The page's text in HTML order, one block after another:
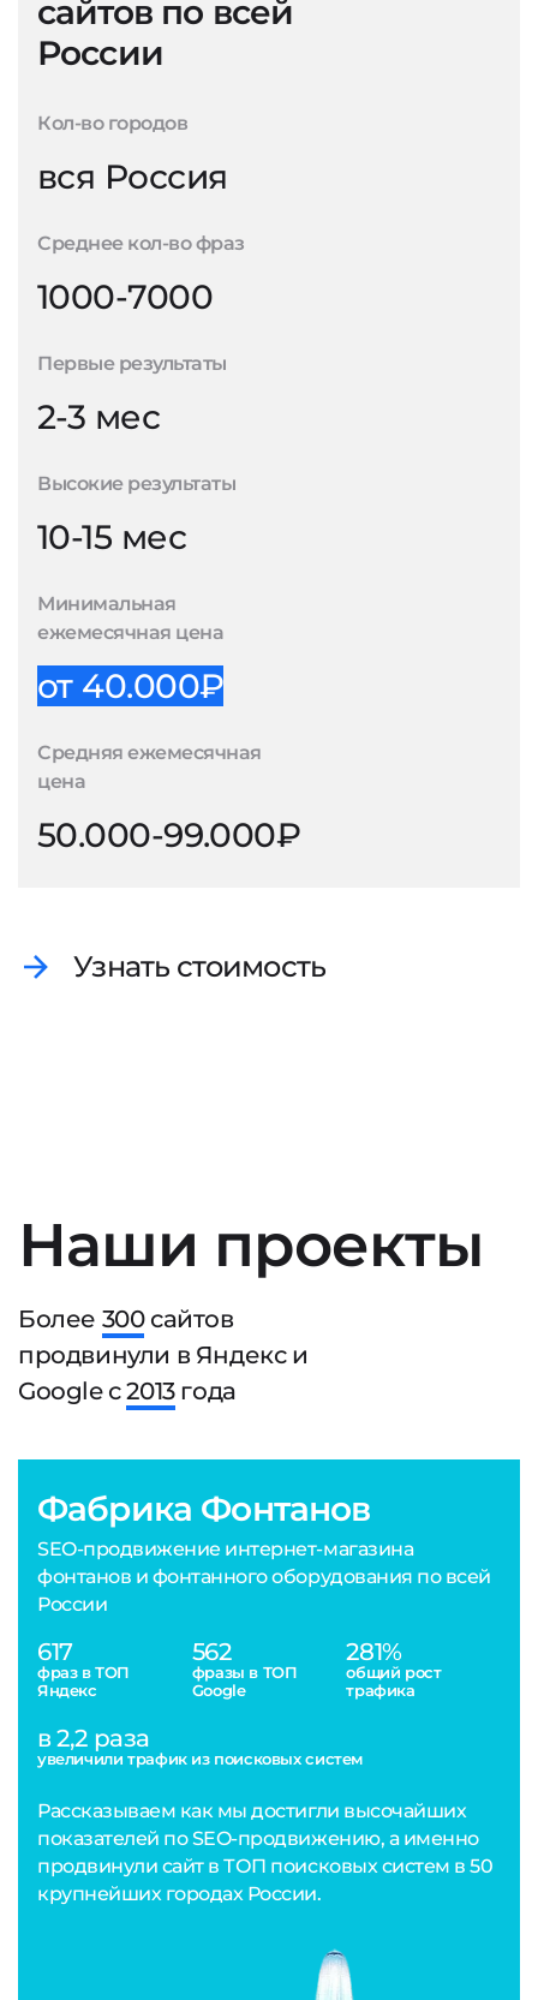
сайтов по всей
России
Кол-во городов
вся Россия
Среднее кол-во фраз
1000-7000
Первые результаты
2-3 мес
Высокие результаты
10-15 мес
Минимальная
ежемесячная цена
от 40.000₽
Средняя ежемесячная
цена
50.000-99.000₽
Узнать стоимость
Наши проекты
Более 300сайтов
продвинули в Яндекс и
Google с2013года
Фабрика Фонтанов
SEO-продвижение интернет-магазина
фонтанов и фонтанного оборудования по всей
России
617
фраз в ТОП
Яндекс
562
фразы в ТОП
Google
281%
общий рост
трафика
в 2,2 раза
увеличили трафик из поисковых систем
Рассказываем как мы достигли высочайших
показателей по SEO-продвижению, а именно
продвинули сайт в ТОП поисковых систем в 50
крупнейших городах России.